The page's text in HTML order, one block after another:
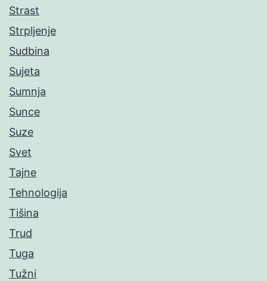
Strast
Strpljenje
Sudbina
Sujeta
Sumnja
Sunce
Suze
Svet
Tajne
Tehnologija
Tišina
Trud
Tuga
Tužni